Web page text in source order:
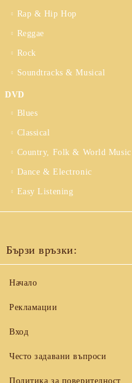
Rap & Hip Hop
Reggae
Rock
Soundtracks & Musical
DVD
Blues
Classical
Country, Folk & World Music
Dance & Electronic
Easy Listening
Бързи връзки:
Начало
Рекламации
Вход
Често задавани въпроси
Политика за поверителност